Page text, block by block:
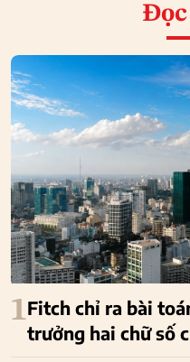
1Fitch chỉ ra bài
trưởng hai chữ số